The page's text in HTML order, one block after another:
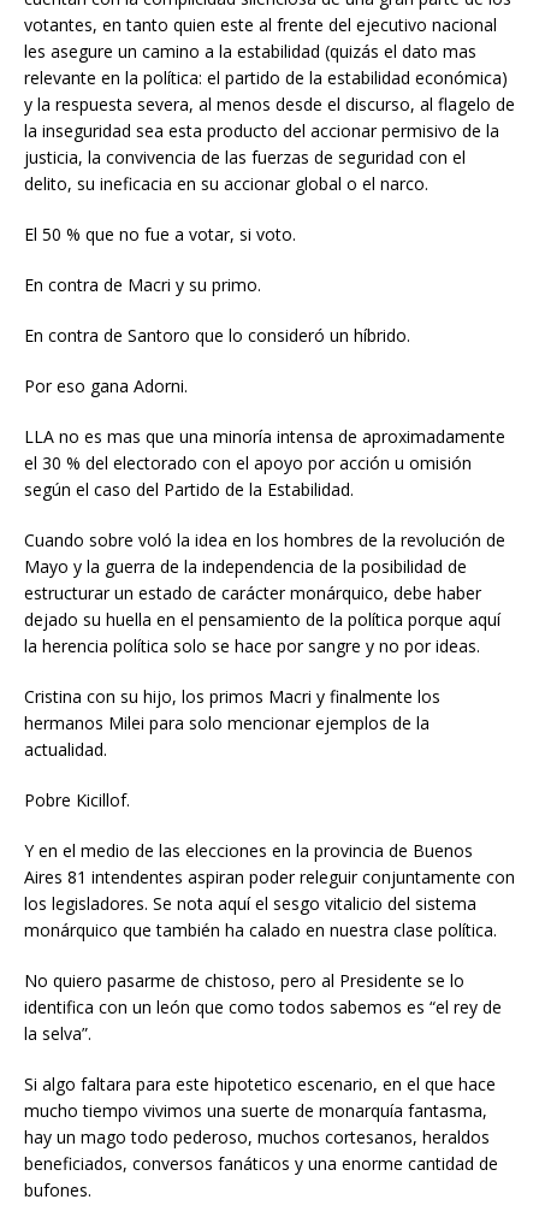
votantes, en tanto quien este al frente del ejecutivo nacional
les asegure un camino a la estabilidad (quizás el dato mas
relevante en la política: el partido de la estabilidad económica)
y la respuesta severa, al menos desde el discurso, al flagelo de
la inseguridad sea esta producto del accionar permisivo de la
justicia, la convivencia de las fuerzas de seguridad con el
delito, su ineficacia en su accionar global o el narco.
El 50 % que no fue a votar, si voto.
En contra de Macri y su primo.
En contra de Santoro que lo consideró un híbrido.
Por eso gana Adorni.
LLA no es mas que una minoría intensa de aproximadamente
el 30 % del electorado con el apoyo por acción u omisión
según el caso del Partido de la Estabilidad.
Cuando sobre voló la idea en los hombres de la revolución de
Mayo y la guerra de la independencia de la posibilidad de
estructurar un estado de carácter monárquico, debe haber
dejado su huella en el pensamiento de la política porque aquí
la herencia política solo se hace por sangre y no por ideas.
Cristina con su hijo, los primos Macri y finalmente los
hermanos Milei para solo mencionar ejemplos de la
actualidad.
Pobre Kicillof.
Y en el medio de las elecciones en la provincia de Buenos
Aires 81 intendentes aspiran poder releguir conjuntamente con
los legisladores. Se nota aquí el sesgo vitalicio del sistema
monárquico que también ha calado en nuestra clase política.
No quiero pasarme de chistoso, pero al Presidente se lo
identifica con un león que como todos sabemos es “el rey de
la selva”.
Si algo faltara para este hipotetico escenario, en el que hace
mucho tiempo vivimos una suerte de monarquía fantasma,
hay un mago todo pederoso, muchos cortesanos, heraldos
beneficiados, conversos fanáticos y una enorme cantidad de
bufones.